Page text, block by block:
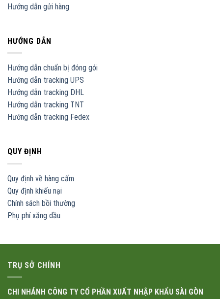
Hướng dẫn gửi hàng
HƯỚNG DẪN
Hướng dẫn chuẩn bị đóng gói
Hướng dẫn tracking UPS
Hướng dẫn tracking DHL
Hướng dẫn tracking TNT
Hướng dẫn tracking Fedex
QUY ĐỊNH
Quy định về hàng cấm
Quy định khiếu nại
Chính sách bồi thường
Phụ phí xăng dầu
TRỤ SỞ CHÍNH
CHI NHÁNH CÔNG TY CỔ PHẦN XUẤT NHẬP KHẨU SÀI GÒN